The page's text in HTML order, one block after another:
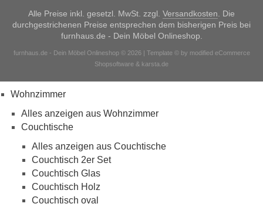
Alle Preise inkl. gesetzl. MwSt. zzgl. Versandkosten . Die
durchgestrichenen Preise entsprechen dem bisherigen Preis bei
furnhaus.de - Dein Möbel Onlineshop.
furnhaus.de - Dein Möbel Onlineshop © 2026 | Template © by modified eCommerce
Shopsoftware & karsta.de
Wohnzimmer
Alles anzeigen aus Wohnzimmer
Couchtische
Alles anzeigen aus Couchtische
Couchtisch 2er Set
Couchtisch Glas
Couchtisch Holz
Couchtisch oval